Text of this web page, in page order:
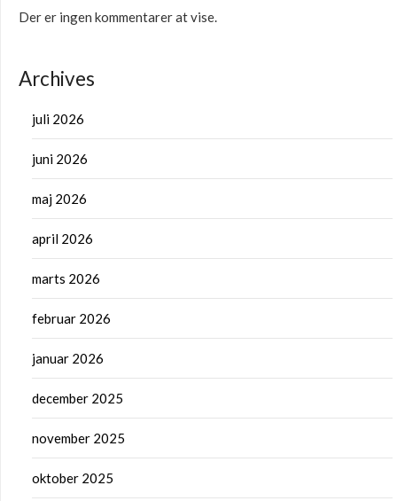
Der er ingen kommentarer at vise.
Archives
juli 2026
juni 2026
maj 2026
april 2026
marts 2026
februar 2026
januar 2026
december 2025
november 2025
oktober 2025